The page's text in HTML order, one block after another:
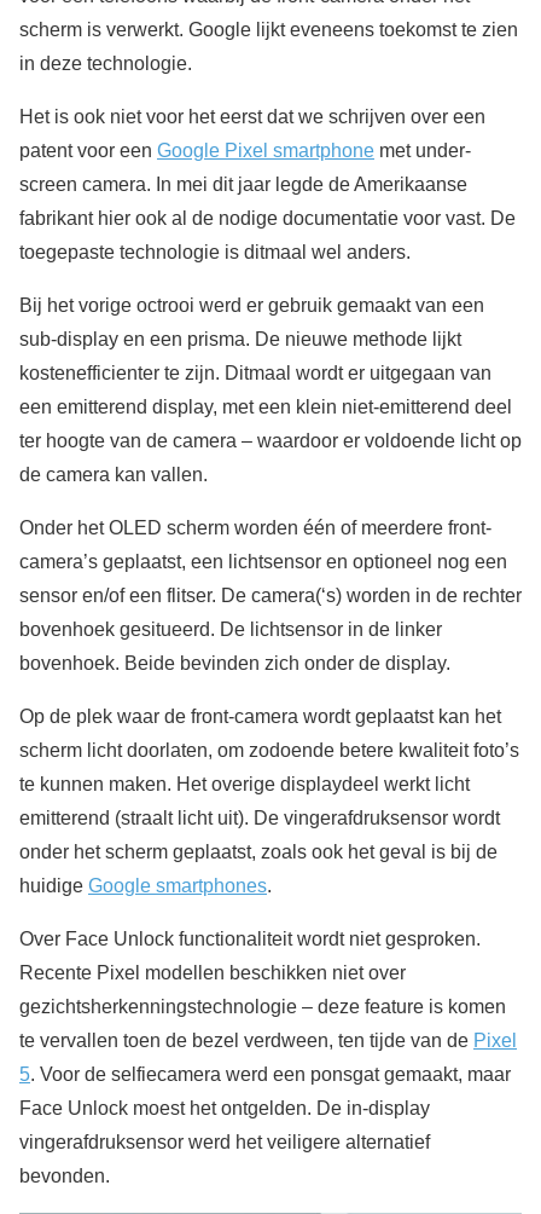
scherm is verwerkt. Google lijkt eveneens toekomst te zien
in deze technologie.
Het is ook niet voor het eerst dat we schrijven over een
patent voor een Google Pixel smartphone met under-
screen camera. In mei dit jaar legde de Amerikaanse
fabrikant hier ook al de nodige documentatie voor vast. De
toegepaste technologie is ditmaal wel anders.
Bij het vorige octrooi werd er gebruik gemaakt van een
sub-display en een prisma. De nieuwe methode lijkt
kostenefficienter te zijn. Ditmaal wordt er uitgegaan van
een emitterend display, met een klein niet-emitterend deel
ter hoogte van de camera – waardoor er voldoende licht op
de camera kan vallen.
Onder het OLED scherm worden één of meerdere front-
camera’s geplaatst, een lichtsensor en optioneel nog een
sensor en/of een flitser. De camera(‘s) worden in de rechter
bovenhoek gesitueerd. De lichtsensor in de linker
bovenhoek. Beide bevinden zich onder de display.
Op de plek waar de front-camera wordt geplaatst kan het
scherm licht doorlaten, om zodoende betere kwaliteit foto’s
te kunnen maken. Het overige displaydeel werkt licht
emitterend (straalt licht uit). De vingerafdruksensor wordt
onder het scherm geplaatst, zoals ook het geval is bij de
huidige Google smartphones.
Over Face Unlock functionaliteit wordt niet gesproken.
Recente Pixel modellen beschikken niet over
gezichtsherkenningstechnologie – deze feature is komen
te vervallen toen de bezel verdween, ten tijde van de Pixel
5. Voor de selfiecamera werd een ponsgat gemaakt, maar
Face Unlock moest het ontgelden. De in-display
vingerafdruksensor werd het veiligere alternatief
bevonden.